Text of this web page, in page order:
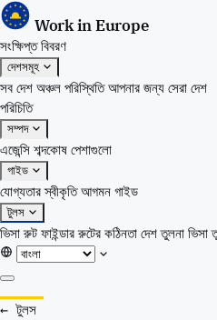
Work in Europe
সংক্ষিপ্ত বিবরণ
দেশসমূহ
সব দেশ অঞ্চল পরিস্থিতিআপনার জন্য সেরা দেশ
পরিচিতি
সম্পদ
এজেন্সি শব্দকোষ পেশাগুলো
গাইড
যোগ্যতার স্বীকৃতিআগমন গাইড
টুলস
ভিসা রুট ফাইন্ডাররুটের কঠিনতা দেশ তুলনা ভিসা
← টুলস